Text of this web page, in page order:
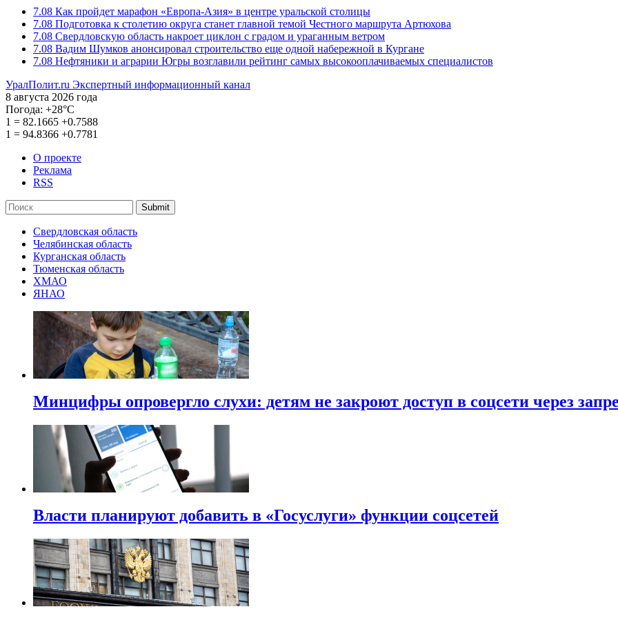
7.08 Как пройдет марафон «Европа-Азия» в центре уральской столицы
7.08 Подготовка к столетию округа станет главной темой Честного маршрута Артюхова
7.08 Свердловскую область накроет циклон с градом и ураганным ветром
7.08 Вадим Шумков анонсировал строительство еще одной набережной в Кургане
7.08 Нефтяники и аграрии Югры возглавили рейтинг самых высокооплачиваемых специалистов
УралПолит.ru Экспертный информационный канал
8 августа 2026 года
Погода: +28°С
1 = 82.1665 +0.7588
1 = 94.8366 +0.7781
О проекте
Реклама
RSS
Submit
Свердловская область
Челябинская область
Курганская область
Тюменская область
ХМАО
ЯНАО
Минцифры опровергло слухи: детям не закроют доступ в соцсети через
Власти планируют добавить в «Госуслуги» функции соцсетей